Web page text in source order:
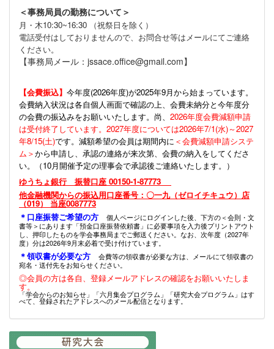
＜事務局員の勤務について＞
月・木10:30~16:30 （祝祭日を除く）
電話受付はしておりませんので、お問合せ等はメールにてご連絡
ください。
【事務局メール：jssace.office@gmail.com】
【会費振込】 今年度(2026年度)が2025年9月から始まっています。
会費納入状況は各自個人画面で確認の上、会費未納分と今年度分
の会費の振込みをお願いいたします。尚、 2026年度会費減額申請
は受付終了しています。2027年度については2026年7/1(水)～2027
年8/15(土)です。減額希望の会員は期間内に ＜会費減額申請システ
ム＞から申請し、承認の連絡が来次第、会費の納入をしてくださ
い。（10月開催予定の理事会で承認後ご連絡いたします。）
ゆうちょ銀行 振替口座 00150-1-87773
他金融機関からの振込用口座番号：〇一九（ゼロイチキュウ）店
（019） 当座0087773
＊口座振替ご希望の方
個人ページにログインした後、下方の＜会則・文
書等＞にあります「預金口座振替依頼書」に必要事項を入力後プリントアウト
し、押印したものを学会事務局までご郵送ください。なお、次年度（2027年
度）分は2026年9月末必着で受け付けています。
＊領収書が必要な方
会費等の領収書が必要な方は、メールにて領収書の
宛名・送付先をお知らせください。
◎会員の方は各自、登録メールアドレスの確認をお願いいたしま
す。
「学会からのお知らせ」「六月集会プログラム」「研究大会プログラム」はす
べて、登録されたアドレスへのメール配信となります。